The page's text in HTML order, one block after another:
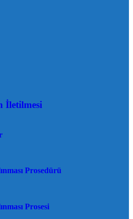
İletilmesi
Prosedürü
Prosesi